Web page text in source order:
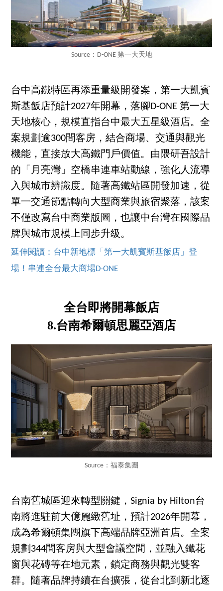
Source：D-ONE 第一大天地
台中高鐵特區再添重量級開發案，第一大凱賓
斯基飯店預計2027年開幕，落腳D-ONE 第一大
天地核心，規模直指台中最大五星級酒店。全
案規劃逾300間客房，結合商場、交通與觀光
機能，直接放大高鐵門戶價值。由隈研吾設計
的「月亮灣」空橋串連車站動線，強化人流導
入與城市辨識度。隨著高鐵站區開發加速，從
單一交通節點轉向大型商業與旅宿聚落，該案
不僅改寫台中商業版圖，也讓中台灣在國際品
牌與城市規模上同步升級。
延伸閱讀：台中新地標「第一大凱賓斯基飯店」登
場！串連全台最大商場D-ONE
全台即將開幕飯店
8.台南希爾頓思麗亞酒店
Source：福泰集團
台南舊城區迎來轉型關鍵，Signia by Hilton台
南將進駐前大億麗緻舊址，預計2026年開幕，
成為希爾頓集團旗下高端品牌亞洲首店。全案
規劃344間客房與大型會議空間，並融入鐵花
窗與花磚等在地元素，鎖定商務與觀光雙客
群。隨著品牌持續在台擴張，從台北到新北逐